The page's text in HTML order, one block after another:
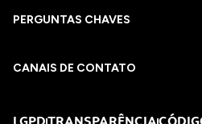
PERGUNTAS CHAVES​
CANAIS DE CONTATO